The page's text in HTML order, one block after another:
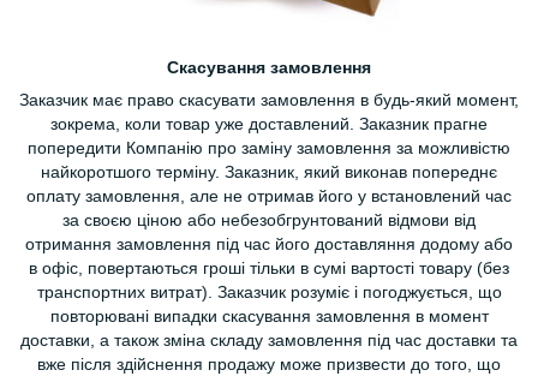
Скасування замовлення
Заказчик має право скасувати замовлення в будь-який момент,
зокрема, коли товар уже доставлений. Заказник прагне
попередити Компанію про заміну замовлення за можливістю
найкоротшого терміну. Заказник, який виконав попереднє
оплату замовлення, але не отримав його у встановлений час
за своєю ціною або небезобгрунтований відмови від
отримання замовлення під час його доставляння додому або
в офіс, повертаються гроші тільки в сумі вартості товару (без
транспортних витрат). Заказчик розуміє і погоджується, що
повторювані випадки скасування замовлення в момент
доставки, а також зміна складу замовлення під час доставки та
вже після здійснення продажу може призвести до того, що